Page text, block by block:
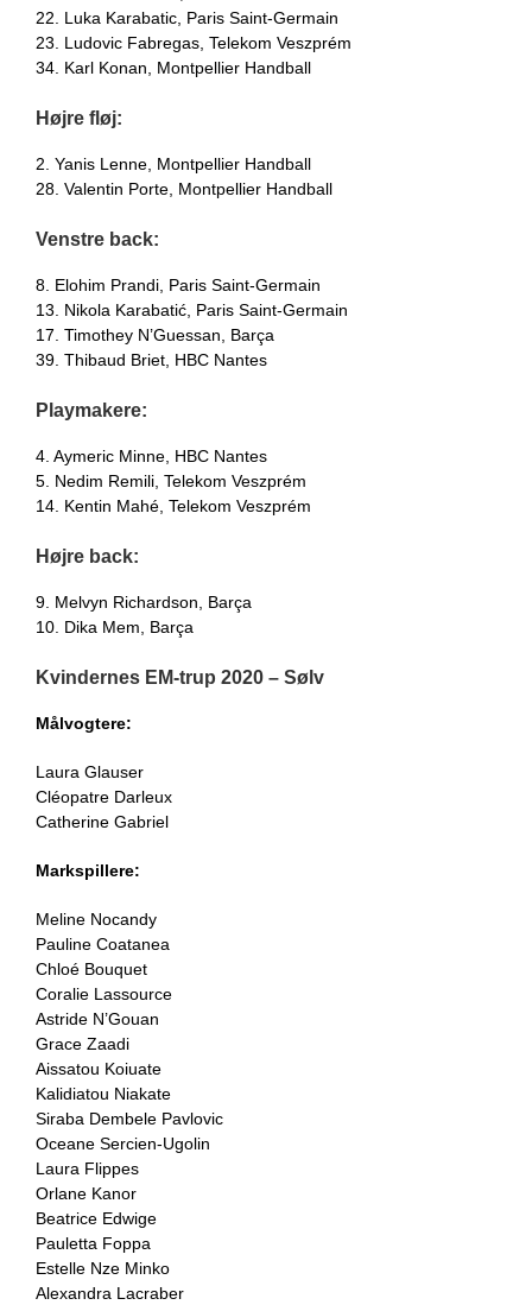
22. Luka Karabatic, Paris Saint-Germain
23. Ludovic Fabregas, Telekom Veszprém
34. Karl Konan, Montpellier Handball
Højre fløj:
2. Yanis Lenne, Montpellier Handball
28. Valentin Porte, Montpellier Handball
Venstre back:
8. Elohim Prandi, Paris Saint-Germain
13. Nikola Karabatić, Paris Saint-Germain
17. Timothey N’Guessan, Barça
39. Thibaud Briet, HBC Nantes
Playmakere:
4. Aymeric Minne, HBC Nantes
5. Nedim Remili, Telekom Veszprém
14. Kentin Mahé, Telekom Veszprém
Højre back:
9. Melvyn Richardson, Barça
10. Dika Mem, Barça
Kvindernes EM-trup 2020 – Sølv
Målvogtere:
Laura Glauser
Cléopatre Darleux
Catherine Gabriel
Markspillere:
Meline Nocandy
Pauline Coatanea
Chloé Bouquet
Coralie Lassource
Astride N’Gouan
Grace Zaadi
Aissatou Koiuate
Kalidiatou Niakate
Siraba Dembele Pavlovic
Oceane Sercien-Ugolin
Laura Flippes
Orlane Kanor
Beatrice Edwige
Pauletta Foppa
Estelle Nze Minko
Alexandra Lacraber